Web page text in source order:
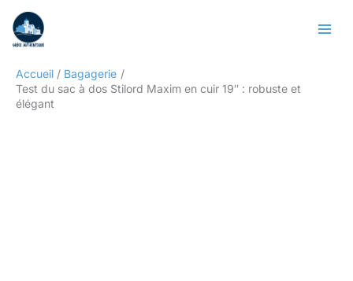
contenu
Accueil
Bagagerie
Test du sac à dos Stilord Maxim en cuir 19″ : robuste et
élégant
Rechercher